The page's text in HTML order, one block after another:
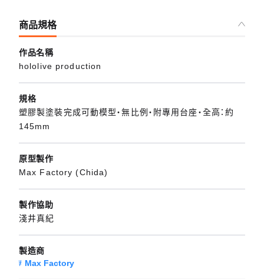
商品規格
作品名稱
hololive production
規格
塑膠製塗裝完成可動模型・無比例・附專用台座・全高：約
145mm
原型製作
Max Factory (Chida)
製作協助
淺井真紀
製造商
Max Factory